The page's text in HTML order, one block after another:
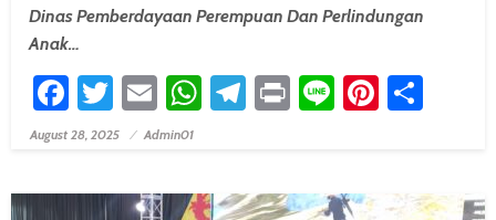
Dinas Pemberdayaan Perempuan Dan Perlindungan
Anak…
Facebook
Twitter
EmailWhatsApp
Telegram
PrintLine
Posted On
August 28, 2025 Admin01